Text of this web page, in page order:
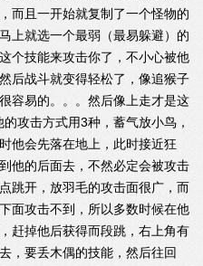
而且一开始就复制了一个怪物的
上就选一个最弱（最易躲避）的
个技能来攻击你了，不小心被他
后战斗就变得轻松了，像追猴子
容易的。。。然后像上走才是这
攻击方式用3种，蓄气放小鸟，
他会先落在地上，此时接近狂
他的后面去，不然必定会被攻击
跳开，放羽毛的攻击面很广，而
面攻击不到，所以多数时候在他
赶掉他后获得而段跳，右上角有
，要丢木偶的技能，然后往回